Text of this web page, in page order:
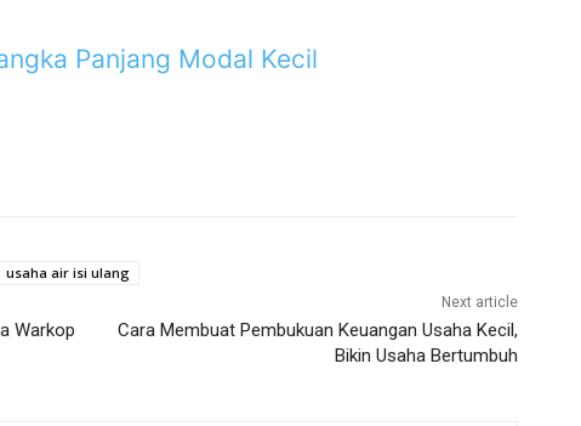
Panjang Modal Kecil
usaha air isi ulang
Warkop
Next article
Cara Membuat Pembukuan Keuangan Usaha Kecil,
Bikin Usaha Bertumbuh